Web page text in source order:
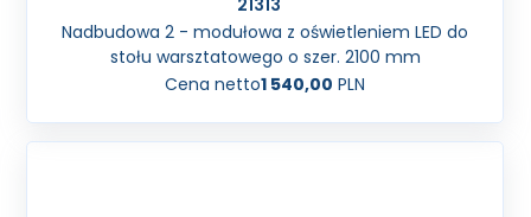
21313
Nadbudowa 2 - modułowa z oświetleniem LED do
stołu warsztatowego o szer. 2100 mm
Cena netto1 540,00 PLN